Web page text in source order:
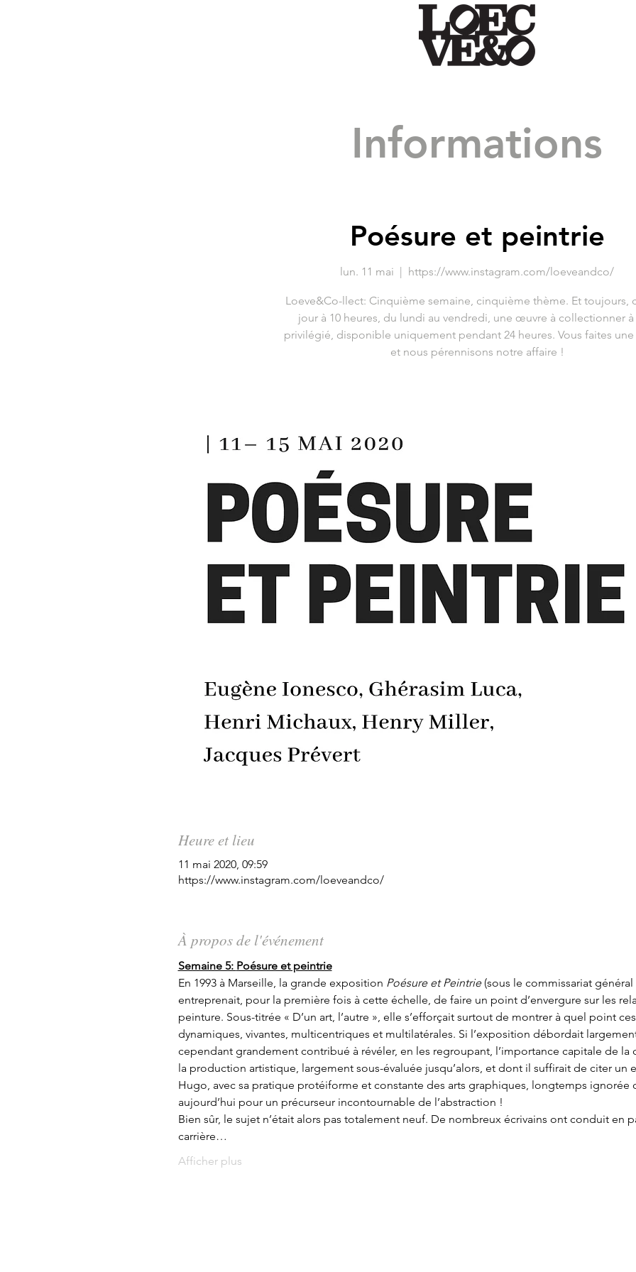
Informations
Poésure et peintrie
lun. 11 mai
  |
https://www.instagram.com/loeveandco/
Loeve&Co-llect: Cinquième semaine, cinquième thème. Et toujours,
jour à 10 heures, du lundi au vendredi, une œuvre à collectionner
privilégié, disponible uniquement pendant 24 heures. Vous faites une
et nous pérennisons notre affaire !
Heure et lieu
11 mai 2020, 09:59
https://www.instagram.com/loeveandco/
À propos de l'événement
Semaine 5: Poésure et peintrie
En 1993 à Marseille, la grande exposition Poésure et Peintrie (sous le commissariat
entreprenait, pour la première fois à cette échelle, de faire un point d’envergure sur les
peinture. Sous-titrée « D’un art, l’autre », elle s’efforçait surtout de montrer à quel point
dynamiques, vivantes, multicentriques et multilatérales. Si l’exposition débordait
cependant grandement contribué à révéler, en les regroupant, l’importance capitale de la
la production artistique, largement sous-évaluée jusqu’alors, et dont il suffirait de citer un
Hugo, avec sa pratique protéiforme et constante des arts graphiques, longtemps ignorée
aujourd’hui pour un précurseur incontournable de l’abstraction !
Bien sûr, le sujet n’était alors pas totalement neuf. De nombreux écrivains ont conduit en
carrière…
Afficher plus